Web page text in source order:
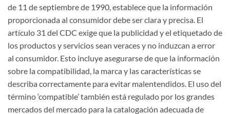
de 11 de septiembre de 1990, establece que la información
proporcionada al consumidor debe ser clara y precisa. El
artículo 31 del CDC exige que la publicidad y el etiquetado de
los productos y servicios sean veraces y no induzcan a error
al consumidor. Esto incluye asegurarse de que la información
sobre la compatibilidad, la marca y las características se
describa correctamente para evitar malentendidos. El uso del
término ‘compatible’ también está regulado por los grandes
mercados del mercado para la catalogación adecuada de